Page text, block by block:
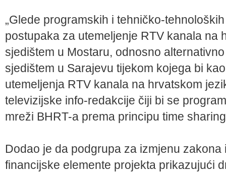
„Glede programskih i tehničko-
postupaka za utemeljenje RTV kanala na
sjedištem u Mostaru, odnosno
sjedištem u Sarajevu tijekom kojega bi
utemeljenja RTV kanala na hrvatskom
televizijske info-redakcije čiji bi se
mreži BHRT-a prema principu time
Dodao je da podgrupa za izmjenu
financijske elemente projekta prikazujući